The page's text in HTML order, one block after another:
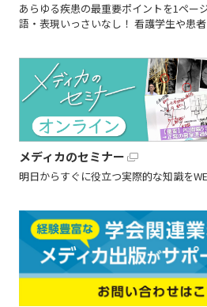
あらゆる疾患の最重要ポイントを1ペー
語・表現いっさいなし！ 看護学生や患
メディカのセミナー
明日からすぐに役立つ実際的な知識を